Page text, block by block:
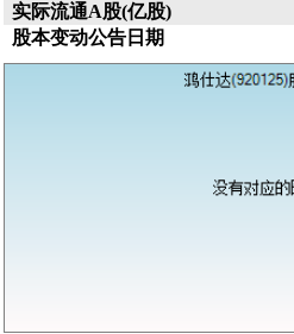
实际流通A股(亿股)
股本变动公告日期